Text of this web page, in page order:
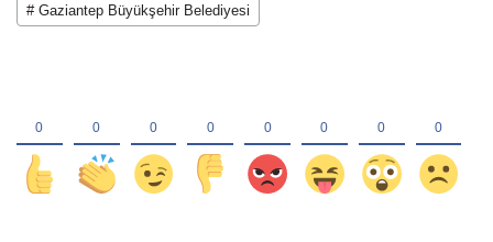
# Gaziantep Büyükşehir Belediyesi